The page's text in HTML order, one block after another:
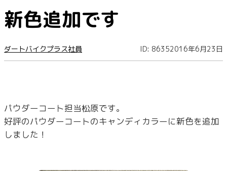
新色追加です
ダートバイクプラス社員 ID: 86352016年6月23日
パウダーコート担当松原です。
好評のパウダーコートのキャンディカラーに新色を追加
しました！